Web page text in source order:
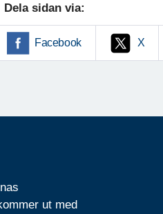
Dela sidan via:
Facebook X
ut med